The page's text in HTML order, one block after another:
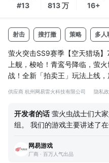
#13 813 万 16+
射击 搜打撤 策略 多人
萤火突击SS9赛季【空天猎场】
上舰，梭哈！青鸾号降临，萤
战！全新「拍卖王」玩法上线
【加码狂飙 好戏开场】
全新玩法「拍卖王」重磅上线
刺激的盲选暗拍。每一轮出牌
还是缜密计算？随着轮次推进
是放手一搏？极致博弈，拿下拍
供应商 杭州网易雷火科技有限公司 隐私
开发者的话 萤火虫战士们大
组。 我们的游戏主要讲述了
在这里探索地图、搜刮物资；
人、掠夺装备。面对危机四
网易游戏
厂商 · 百万人气出品